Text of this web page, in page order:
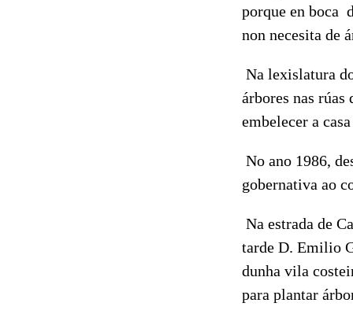
porque en boca
non necesita de
Na lexislatura
árbores nas
embelecer a
No ano 1986,
gobernativa ao
Na estrada de
tarde D. Emilio
dunha vila
para plantar